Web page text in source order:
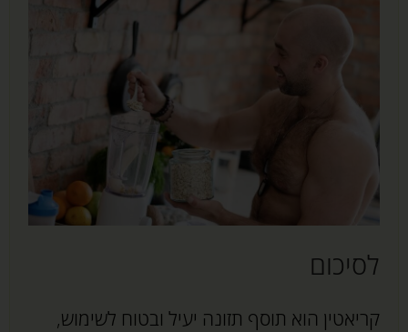
לסיכום
קריאטין הוא תוסף תזונה יעיל ובטוח לשימוש,